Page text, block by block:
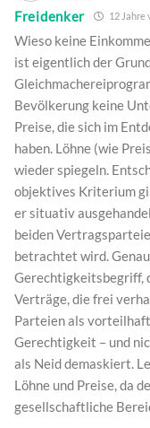
Freidenker 12 Jahre
Wieso keine
ist eigentlich der
Bevölkerung keine
Preise, die sich im
haben. Löhne (wie
wieder spiegeln.
objektives Kriterium
er situativ
beiden
betrachtet wird.
Gerechtigkeitsbegriff,
Verträge, die frei
Parteien als
Gerechtigkeit – und
als Neid demaskiert.
Löhne und Preise, da
gesellschaftliche